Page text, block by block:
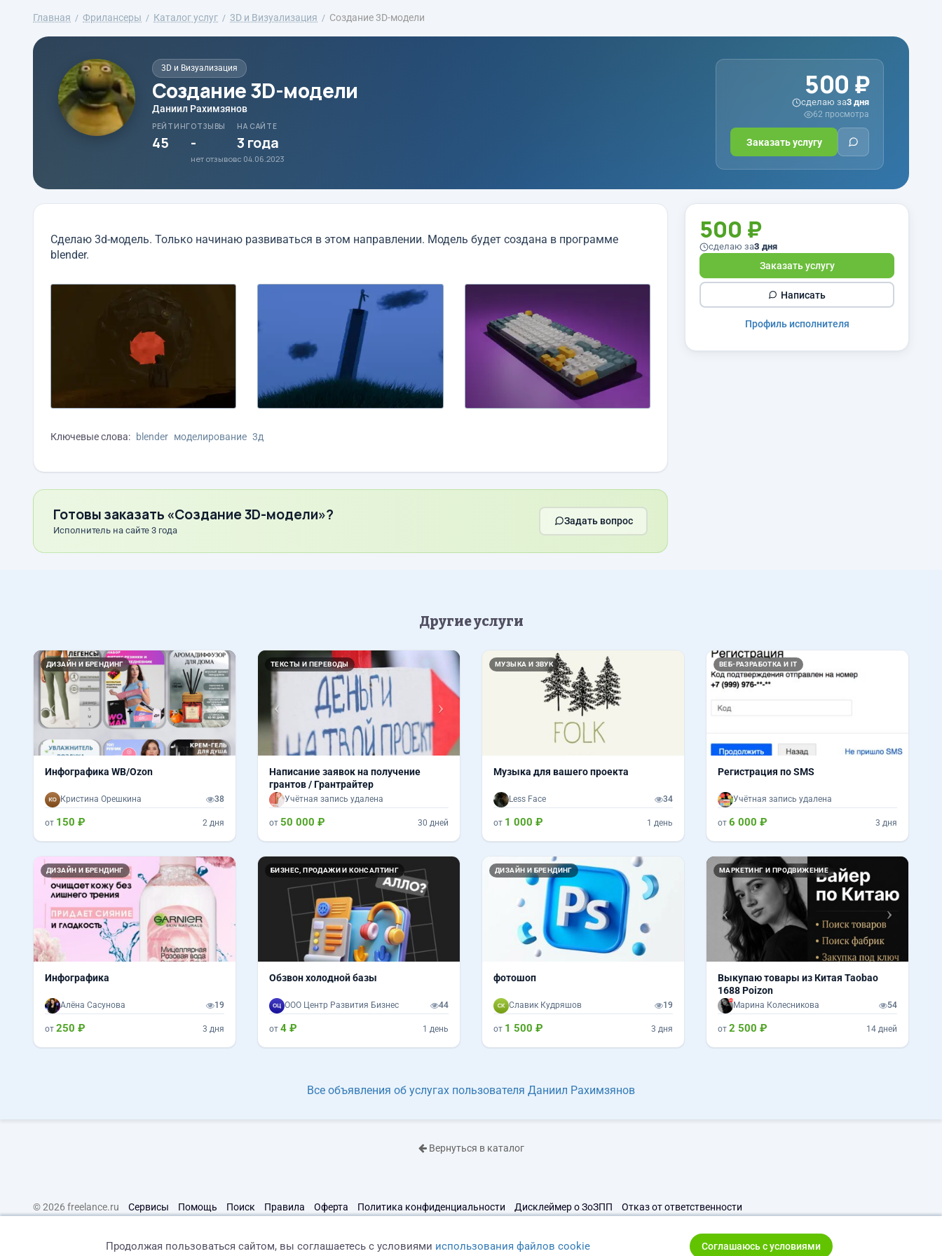
Главная Фрилансеры Каталог услуг 3D и Визуализация Создание 3D-модели
3D и Визуализация
Создание 3D-модели
Даниил Рахимзянов
РЕЙТИНГ
45
ОТЗЫВЫ
-
нет отзывов
НА САЙТЕ
3 года
с 04.06.2023
500 ₽
сделаю за3 дня
62 просмотра
Заказать услугу
Сделаю 3d-модель. Только начинаю развиваться в этом направлении. Модель будет создана в программе
blender.
Ключевые слова: blender моделирование 3д
Готовы заказать «Создание 3D-модели»?
Исполнитель на сайте 3 года
Задать вопрос
500 ₽
сделаю за3 дня
Заказать услугу
Написать
Профиль исполнителя
Другие услуги
ДИЗАЙН И БРЕНДИНГ
Назад Вперед
Инфографика WB/Ozon
Кристина Орешкина 38
от 150 ₽ 2 дня
ТЕКСТЫ И ПЕРЕВОДЫ
Назад Вперед
Написание заявок на получение
грантов / Грантрайтер
Учётная запись удалена
от 50 000 ₽ 30 дней
МУЗЫКА И ЗВУК
Музыка для вашего проекта
Less Face 34
от 1 000 ₽ 1 день
ВЕБ-РАЗРАБОТКА И IT
Регистрация по SMS
Учётная запись удалена
от 6 000 ₽ 3 дня
ДИЗАЙН И БРЕНДИНГ
Инфографика
Алёна Сасунова 19
от 250 ₽ 3 дня
БИЗНЕС, ПРОДАЖИ И КОНСАЛТИНГ
Обзвон холодной базы
ООО Центр Развития Бизнес 44
от 4 ₽ 1 день
ДИЗАЙН И БРЕНДИНГ
фотошоп
Славик Кудряшов 19
от 1 500 ₽ 3 дня
МАРКЕТИНГ И ПРОДВИЖЕНИЕ
Назад Вперед
Выкупаю товары из Китая Taobao
1688 Poizon
Марина Колесникова 54
от 2 500 ₽ 14 дней
Все объявления об услугах пользователя Даниил Рахимзянов
Вернуться в каталог
© 2026 freelance.ru Сервисы Помощь Поиск Правила Оферта Политика конфиденциальности Дисклеймер о ЗоЗПП Отказ от ответственности
Продолжая пользоваться сайтом, вы соглашаетесь с условиями использования файлов cookie Соглашаюсь с условиями